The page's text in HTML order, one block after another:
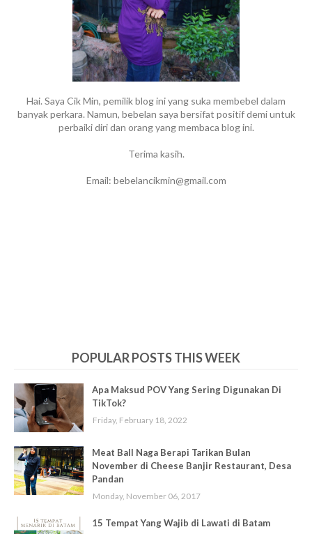
Hai. Saya Cik Min, pemilik blog ini yang suka membebel dalam
banyak perkara. Namun, bebelan saya bersifat positif demi untuk
perbaiki diri dan orang yang membaca blog ini.
Terima kasih.
Email: bebelancikmin@gmail.com
POPULAR POSTS THIS WEEK
Apa Maksud POV Yang Sering Digunakan Di
TikTok?
Friday, February 18, 2022
Meat Ball Naga Berapi Tarikan Bulan
November di Cheese Banjir Restaurant, Desa
Pandan
Monday, November 06, 2017
15 Tempat Yang Wajib di Lawati di Batam